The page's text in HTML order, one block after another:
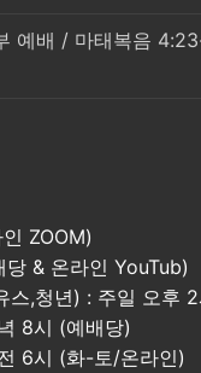
예배 / 마태복음
ZOOM)
& 온라인 YouTub)
스,청년) : 주일 오후 2
8시 (예배당)
6시 (화-토/온라인)